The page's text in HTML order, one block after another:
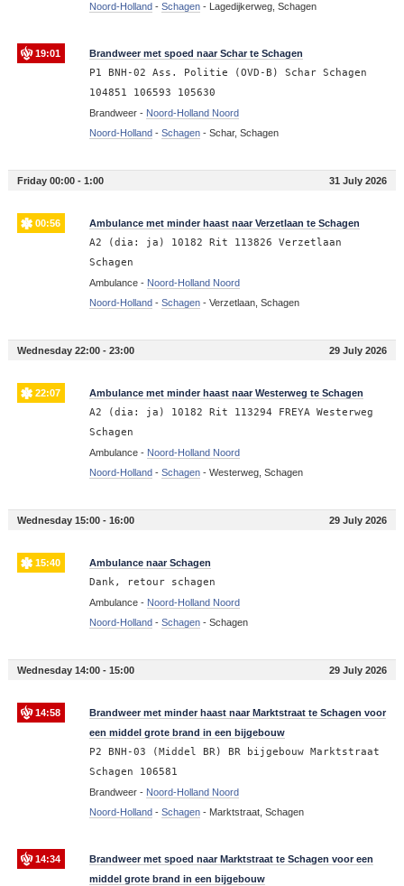
Noord-Holland- Schagen- Lagedijkerweg, Schagen
19:01 Brandweer met spoed naar Schar te Schagen
P1 BNH-02 Ass. Politie (OVD-B) Schar Schagen
104851 106593 105630
Brandweer - Noord-Holland Noord
Noord-Holland- Schagen- Schar, Schagen
Friday 00:00 - 1:00 31 July 2026
00:56 Ambulance met minder haast naar Verzetlaan te Schagen
A2 (dia: ja) 10182 Rit 113826 Verzetlaan
Schagen
Ambulance - Noord-Holland Noord
Noord-Holland- Schagen- Verzetlaan, Schagen
Wednesday 22:00 - 23:00 29 July 2026
22:07 Ambulance met minder haast naar Westerweg te Schagen
A2 (dia: ja) 10182 Rit 113294 FREYA Westerweg
Schagen
Ambulance - Noord-Holland Noord
Noord-Holland- Schagen- Westerweg, Schagen
Wednesday 15:00 - 16:00 29 July 2026
15:40 Ambulance naar Schagen
Dank, retour schagen
Ambulance - Noord-Holland Noord
Noord-Holland- Schagen- Schagen
Wednesday 14:00 - 15:00 29 July 2026
14:58
Brandweer met minder haast naar Marktstraat te Schagen voor
een middel grote brand in een bijgebouw
P2 BNH-03 (Middel BR) BR bijgebouw Marktstraat
Schagen 106581
Brandweer - Noord-Holland Noord
Noord-Holland- Schagen- Marktstraat, Schagen
14:34
Brandweer met spoed naar Marktstraat te Schagen voor een
middel grote brand in een bijgebouw